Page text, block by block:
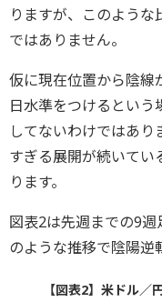
りますが、このよう
ではありません。
仮に現在位置から陰線
日水準をつけるとい
してないわけではあ
すぎる展開が続いてい
ります。
図表2は先週までの9
のような推移で陰陽逆
【図表2】米ドル／